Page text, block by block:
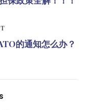
的通知怎么办？